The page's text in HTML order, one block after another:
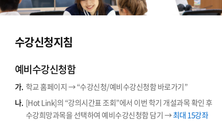
수강신청지침
예비수강신청함
가. 학교 홈페이지 → “수강신청/예비수강신청함 바로가기”
나. [Hot Link]의 “강의시간표 조회”에서 이번 학기 개설과목 확인 후
수강희망과목을 선택하여 예비수강신청함 담기 →최대 15강좌